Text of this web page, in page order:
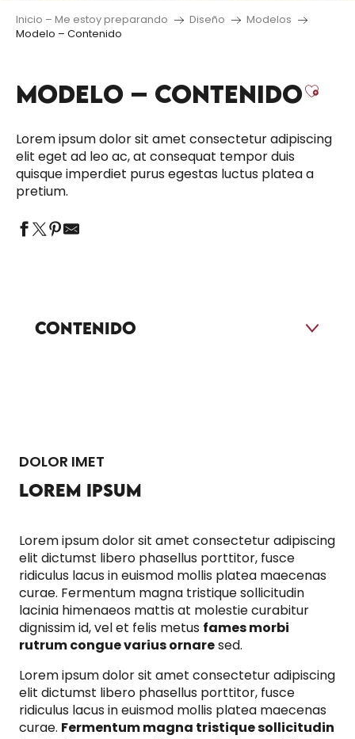
Inicio – Me estoy preparando Diseño
Modelos
Modelo – Contenido
MODELO – CONTENIDO
Lorem ipsum dolor sit amet consectetur adipiscing
elit eget ad leo ac, at consequat tempor duis
quisque imperdiet purus egestas luctus platea a
pretium.
Contenido
3
5 PREGUNTAS FRECUENTES
DOLOR IMET
LOREM IPSUM
Lorem ipsum dolor sit amet consectetur adipiscing
elit dictumst libero phasellus porttitor, fusce
ridiculus lacus in euismod mollis platea maecenas
curae. Fermentum magna tristique sollicitudin
lacinia himenaeos mattis at molestie curabitur
dignissim id, vel et felis metus fames morbi
rutrum congue varius ornaresed.
Lorem ipsum dolor sit amet consectetur adipiscing
elit dictumst libero phasellus porttitor, fusce
ridiculus lacus in euismod mollis platea maecenas
curae. Fermentum magna tristique sollicitudin